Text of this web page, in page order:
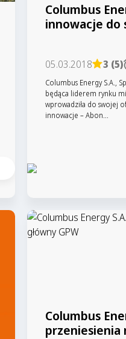
Columbus
innowacje
05.03.2018 3 (5)
Columbus Energy S.A.,
będąca liderem rynku
wprowadziła do swojej
innowacje – Abon...
Czytaj artykuł
Columbus
przeniesienia